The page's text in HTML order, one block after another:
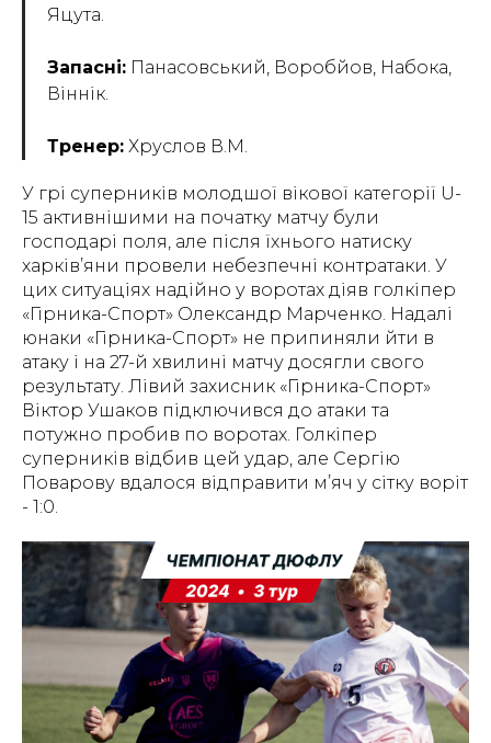
Яцута.
Запасні: Панасовський, Воробйов, Набока,
Віннік.
Тренер: Хруслов В.М.
У грі суперників молодшої вікової категорії U-
15 активнішими на початку матчу були
господарі поля, але після їхнього натиску
харків’яни провели небезпечні контратаки. У
цих ситуаціях надійно у воротах діяв голкіпер
«Гірника-Спорт» Олександр Марченко. Надалі
юнаки «Гірника-Спорт» не припиняли йти в
атаку і на 27-й хвилині матчу досягли свого
результату. Лівий захисник «Гірника-Спорт»
Віктор Ушаков підключився до атаки та
потужно пробив по воротах. Голкіпер
суперників відбив цей удар, але Сергію
Поварову вдалося відправити м’яч у сітку воріт
- 1:0.